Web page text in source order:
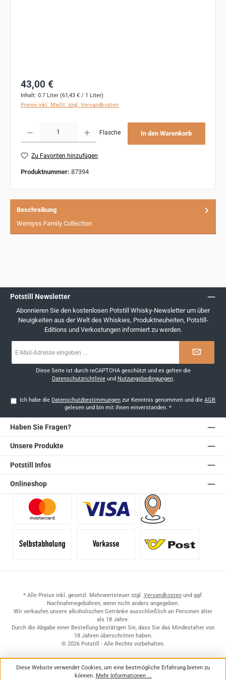
Regulärer Preis:
43,00 €
Inhalt: 0.7 Liter (61,43 € / 1 Liter)
Preise inkl. MwSt. zzgl. Versandkosten
Flasche In den Warenkorb
Zu Favoriten hinzufügen
Produktnummer: 87394
Beschreibung
Wemyss Family Collection
Potstill Newsletter
Abonnieren Sie den kostenlosen Potstill Whisky-Newsletter um über
Neuigkeiten aus der Welt des Whiskies, Produktneuheiten, Potstill-
Editions und Verkostungen informiert zu werden.
Mail-
Diese Seite ist durch reCAPTCHA geschützt und es gelten die
Datenschutzrichtlinieund Nutzungsbedingungen.
Ich habe die Datenschutzbestimmungen zur Kenntnis genommen und dieAGB
gelesen und bin mit ihnen einverstanden. *
Haben Sie Fragen?
Unsere Produkte
Potstill Infos
Onlineshop
* Alle Preise inkl. gesetzl. Mehrwertsteuer zzgl. Versandkostenund ggf.
Nachnahmegebühren, wenn nicht anders angegeben.
Wir verkaufen unsere alkoholischen Getränke ausschließlich an Personen älter
als 18 Jahre.
Durch die Abgabe einer Bestellung bestätigen Sie, dass Sie das Mindestalter von
18 Jahren überschritten haben.
© 2026 Potstill - Alle Rechte vorbehalten.
Diese Website verwendet Cookies, um eine bestmögliche Erfahrung bieten zu
können. Mehr Informationen ...